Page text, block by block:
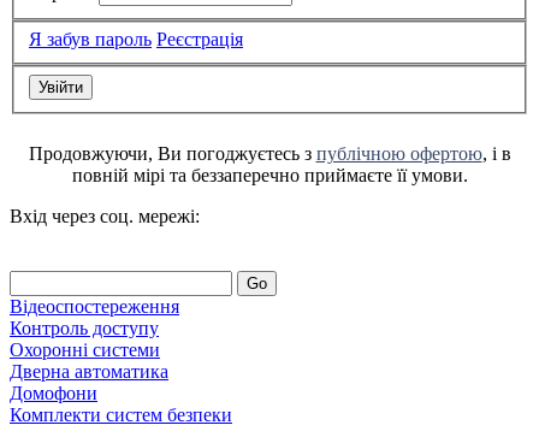
Я забув пароль Реєстрація
Продовжуючи, Ви погоджуєтесь з публічною офертою, і в
повній мірі та беззаперечно приймаєте її умови.
Вхід через соц. мережі:
Go
Відеоспостереження
Контроль доступу
Охоронні системи
Дверна автоматика
Домофони
Комплекти систем безпеки